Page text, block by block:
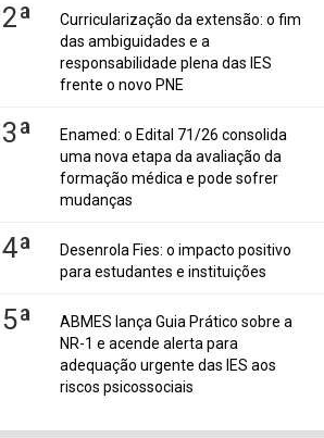
2ª
Curricularização da extensão: o fim
das ambiguidades e a
responsabilidade plena das IES
frente o novo PNE
3ª
Enamed: o Edital 71/26 consolida
uma nova etapa da avaliação da
formação médica e pode sofrer
mudanças
4ª
Desenrola Fies: o impacto positivo
para estudantes e instituições
5ª
ABMES lança Guia Prático sobre a
NR-1 e acende alerta para
adequação urgente das IES aos
riscos psicossociais